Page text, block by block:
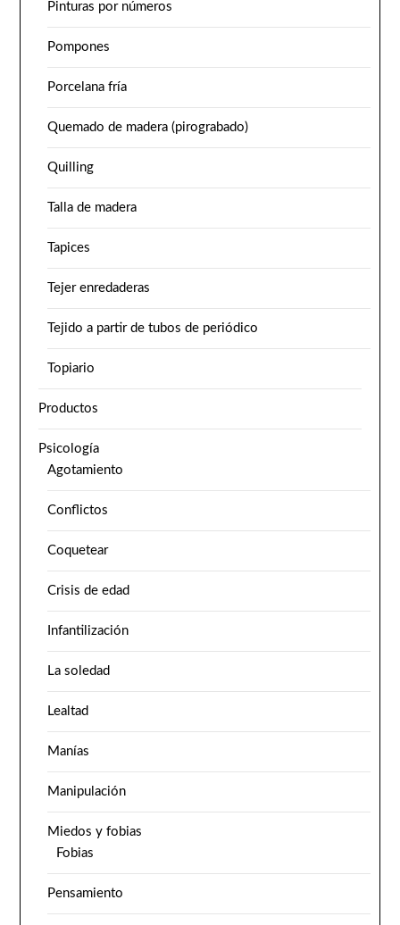
Pinturas por números
Pompones
Porcelana fría
Quemado de madera (pirograbado)
Quilling
Talla de madera
Tapices
Tejer enredaderas
Tejido a partir de tubos de periódico
Topiario
Productos
Psicología
Agotamiento
Conflictos
Coquetear
Crisis de edad
Infantilización
La soledad
Lealtad
Manías
Manipulación
Miedos y fobias
Fobias
Pensamiento